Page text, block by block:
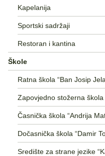
Kapelanija
Sportski sadržaji
Restoran i kantina
Škole
Ratna škola “Ban Josip
Zapovjedno stožerna škola
Časnička škola “Andrija
Dočasnička škola “Damir
Središte za strane jezike